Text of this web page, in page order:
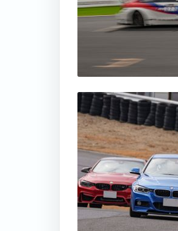
thumbnail